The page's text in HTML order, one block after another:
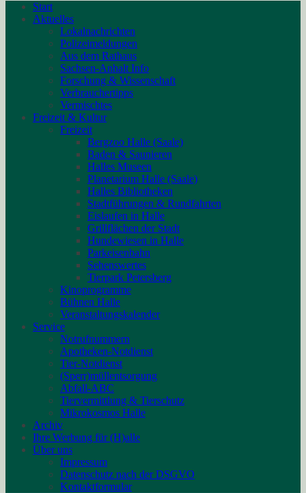
Start
Aktuelles
Lokalnachrichten
Polizeimeldungen
Aus dem Rathaus
Sachsen-Anhalt Info
Forschung & Wissenschaft
Verbrauchertipps
Vermischtes
Freizeit & Kultur
Freizeit
Bergzoo Halle (Saale)
Baden & Saunieren
Halles Museen
Planetarium Halle (Saale)
Halles Bibliotheken
Stadtführungen & Rundfahrten
Eislaufen in Halle
Grillflächen der Stadt
Hundewiesen in Halle
Parkeisenbahn
Sehenswertes
Tierpark Petersberg
Kinoprogramme
Bühnen Halle
Veranstaltungskalender
Service
Notrufnummern
Apotheken-Notdienst
Tier-Notdienst
(Sperr)müllentsorgung
Abfall-ABC
Tiervermittlung & Tierschutz
Mikrokosmos Halle
Archiv
Ihre Werbung für (H)alle
Über uns
Impressum
Datenschutz nach der DSGVO
Kontaktformular